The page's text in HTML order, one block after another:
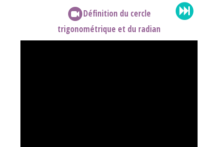
Définition du cercle
trigonométrique et du radian